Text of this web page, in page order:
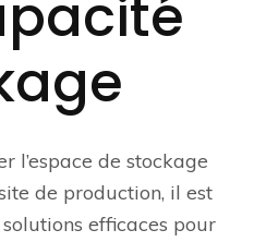
l’espace de stockage
de production, il est
efficaces pour